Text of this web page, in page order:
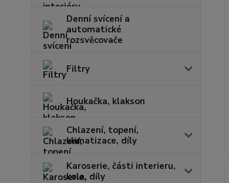
Denní svícení a
automatické
rozsvěcovače
Filtry
Houkačka, klakson
Chlazení, topení,
klimatizace, díly
Karoserie, části interieru,
kola, díly